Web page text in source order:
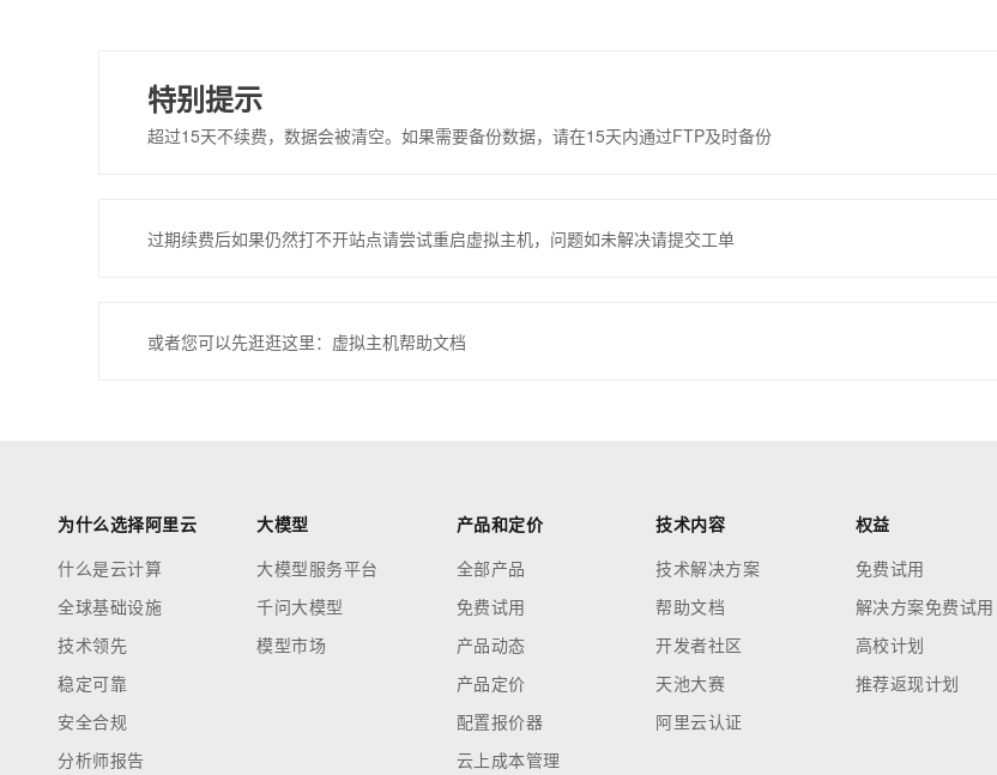
特别提示
超过15天不续费，数据会被清空。如果需要备份数据，请在15天内通过FTP及时备份
过期续费后如果仍然打不开站点请尝试重启虚拟主机，问题如未解决请提交工单
或者您可以先逛逛这里：虚拟主机帮助文档